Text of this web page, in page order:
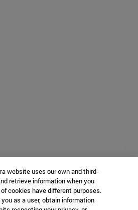
website uses our own and third-
retrieve information when you
cookies have different purposes.
as a user, obtain information